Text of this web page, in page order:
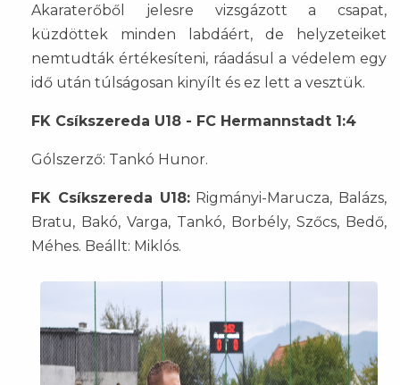
Akaraterőből jelesre vizsgázott a csapat,
küzdöttek minden labdáért, de helyzeteiket
nemtudták értékesíteni, ráadásul a védelem egy
idő után túlságosan kinyílt és ez lett a vesztük.
FK Csíkszereda U18 - FC Hermannstadt 1:4
Gólszerző: Tankó Hunor.
FK Csíkszereda U18:Rigmányi-Marucza, Balázs,
Bratu, Bakó, Varga, Tankó, Borbély, Szőcs, Bedő,
Méhes. Beállt: Miklós.